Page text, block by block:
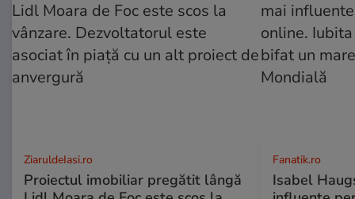
ZiaruldeIasi.ro
Proiectul imobiliar pregătit lângă
Fanatik.ro
Isabel